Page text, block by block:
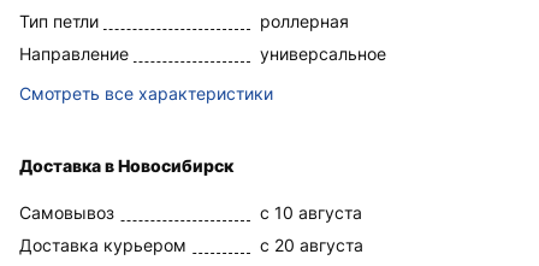
Тип петли
роллерная
Направление
универсальное
Смотреть все характеристики
Доставка в Новосибирск
Самовывоз
c 10 августа
Доставка курьером
c 20 августа